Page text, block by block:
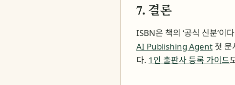
7. 결론
ISBN은 책의 ‘공식 신분’이
AI Publishing Agent 첫 문
다. 1인 출판사 등록 가이드